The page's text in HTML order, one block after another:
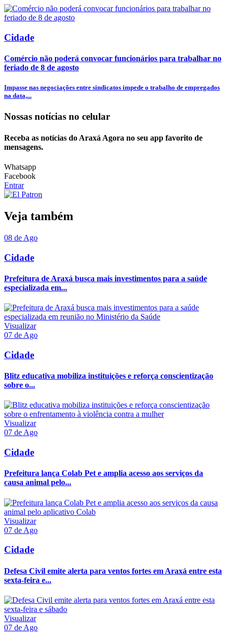
Cidade
Comércio não poderá convocar funcionários para trabalhar no
feriado de 8 de agosto
Impasse nas negociações entre sindicatos impede o trabalho de empregados
na data,...
Nossas notícias no celular
Receba as notícias do Araxá Agora no seu app favorito de
mensagens.
Whatsapp
Facebook
Entrar
Veja também
08 de Ago
Cidade
Prefeitura de Araxá busca mais investimentos para a saúde
especializada em...
Visualizar
07 de Ago
Cidade
Blitz educativa mobiliza instituições e reforça conscientização
sobre o...
Visualizar
07 de Ago
Cidade
Prefeitura lança Colab Pet e amplia acesso aos serviços da
causa animal pelo...
Visualizar
07 de Ago
Cidade
Defesa Civil emite alerta para ventos fortes em Araxá entre esta
sexta-feira e...
Visualizar
07 de Ago